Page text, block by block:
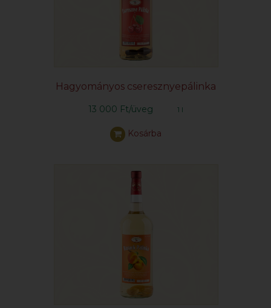
Hagyományos cseresznyepálinka
13 000 Ft/üveg 1 l
Kosárba